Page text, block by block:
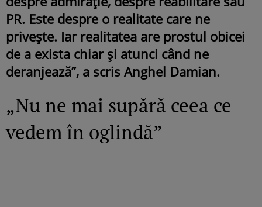
PR. Este despre o realitate care ne
privește. Iar realitatea are prostul obicei
de a exista chiar și atunci când ne
deranjează”, a scris Anghel Damian.
„Nu ne mai supără ceea ce
vedem în oglindă”